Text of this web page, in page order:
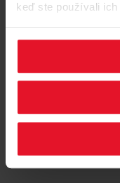
keď ste používali ich